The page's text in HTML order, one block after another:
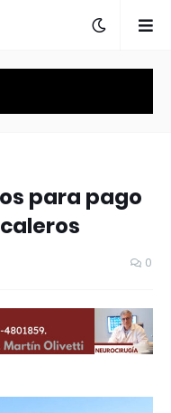
para pago
0